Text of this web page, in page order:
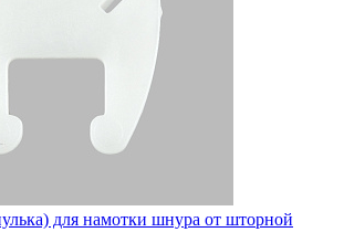
для намотки шнура от шторной